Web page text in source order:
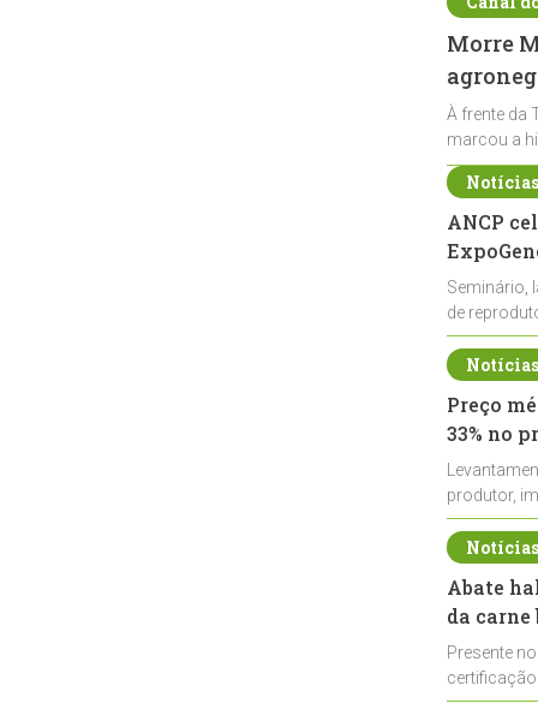
Morre
À frente da
marcou a
ANCP
Seminário,
de
durante a
Preço
33% no
produtor,
de leite cru
Abate
da
Presente